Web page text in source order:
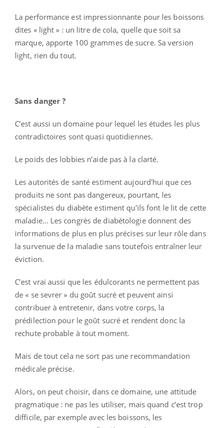
La performance est impressionnante pour les boissons
dites « light » : un litre de cola, quelle que soit sa
marque, apporte 100 grammes de sucre. Sa version
light, rien du tout.
Sans danger ?
C’est aussi un domaine pour lequel les études les plus
contradictoires sont quasi quotidiennes.
Le poids des lobbies n’aide pas à la clarté.
Les autorités de santé estiment aujourd'hui que ces
produits ne sont pas dangereux, pourtant, les
spécialistes du diabète estiment qu’ils font le lit de cette
maladie… Les congrès de diabétologie donnent des
informations de plus en plus précises sur leur rôle dans
la survenue de la maladie sans toutefois entraîner leur
éviction.
C’est vrai aussi que les édulcorants ne permettent pas
de « se sevrer » du goût sucré et peuvent ainsi
contribuer à entretenir, dans votre corps, la
prédilection pour le goût sucré et rendent donc la
rechute probable à tout moment.
Mais de tout cela ne sort pas une recommandation
médicale précise.
Alors, on peut choisir, dans ce domaine, une attitude
pragmatique : ne pas les utiliser, mais quand c’est trop
difficile, par exemple avec les boissons, les